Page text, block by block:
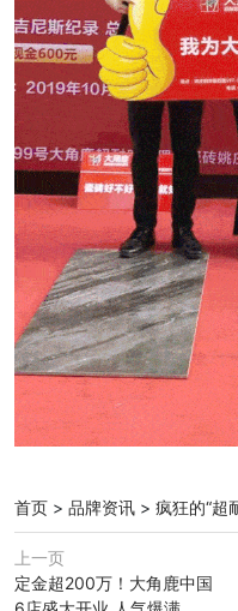
首页 > 品牌资讯 > 疯狂的“超
上一页
定金超200万！大角鹿中国